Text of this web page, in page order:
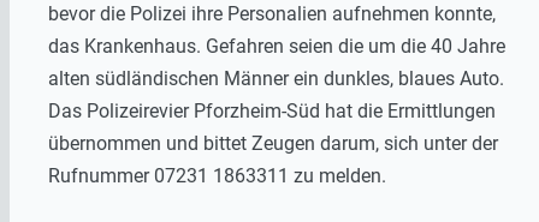
bevor die Polizei ihre Personalien aufnehmen konnte,
das Krankenhaus. Gefahren seien die um die 40 Jahre
alten südländischen Männer ein dunkles, blaues Auto.
Das Polizeirevier Pforzheim-Süd hat die Ermittlungen
übernommen und bittet Zeugen darum, sich unter der
Rufnummer 07231 1863311 zu melden.